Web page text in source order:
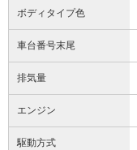
ボディタイプ色
車台番号末尾
排気量
エンジン
駆動方式